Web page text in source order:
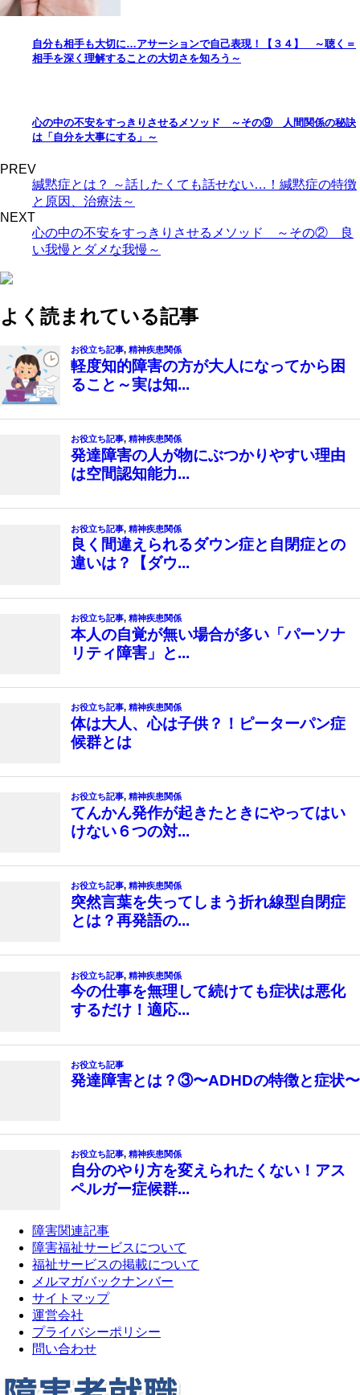
自分も相手も大切に…アサーションで自己表現！【３４】 ～聴く＝
相手を深く理解することの大切さを知ろう～
心の中の不安をすっきりさせるメソッド ～その⑨ 人間関係の秘訣
は「自分を大事にする」～
PREV
緘黙症とは？ ～話したくても話せない…！緘黙症の特徴
と原因、治療法～
NEXT
心の中の不安をすっきりさせるメソッド ～その② 良
い我慢とダメな我慢～
よく読まれている記事
障害関連記事
障害福祉サービスについて
福祉サービスの掲載について
メルマガバックナンバー
サイトマップ
運営会社
プライバシーポリシー
問い合わせ